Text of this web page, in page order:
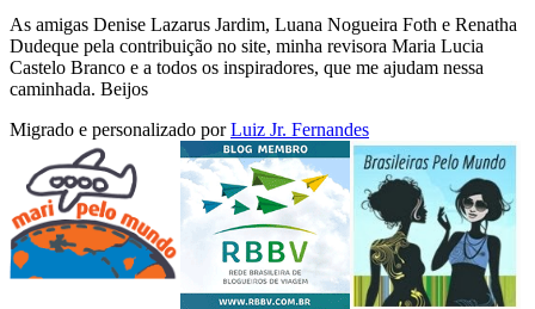
As amigas Denise Lazarus Jardim, Luana Nogueira Foth e Renatha
Dudeque pela contribuição no site, minha revisora Maria Lucia
Castelo Branco e a todos os inspiradores, que me ajudam nessa
caminhada. Beijos
Migrado e personalizado porLuiz Jr. Fernandes